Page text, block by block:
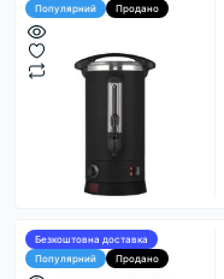
Популярний Продано
Безкоштовна доставка
Популярний
Продано